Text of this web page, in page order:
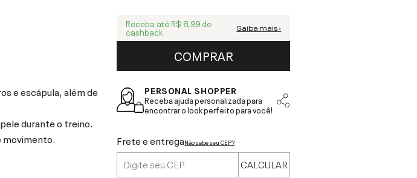
e escápula, além de
durante o treino.
movimento.
Receba até R$ 8,99 de
cashback Saiba mais ›
COMPRAR
PERSONAL SHOPPER
Receba ajuda personalizada para
encontrar o look perfeito para você!
Frete e entregaNão sabe seu CEP?
CALCULAR